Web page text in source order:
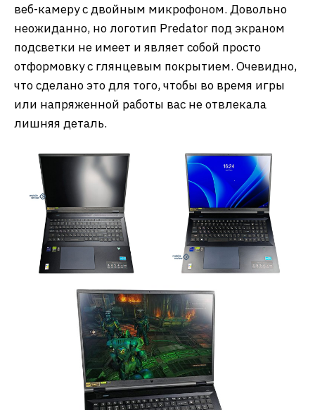
веб-камеру с двойным микрофоном. Довольно
неожиданно, но логотип Predator под экраном
подсветки не имеет и являет собой просто
отформовку с глянцевым покрытием. Очевидно,
что сделано это для того, чтобы во время игры
или напряженной работы вас не отвлекала
лишняя деталь.